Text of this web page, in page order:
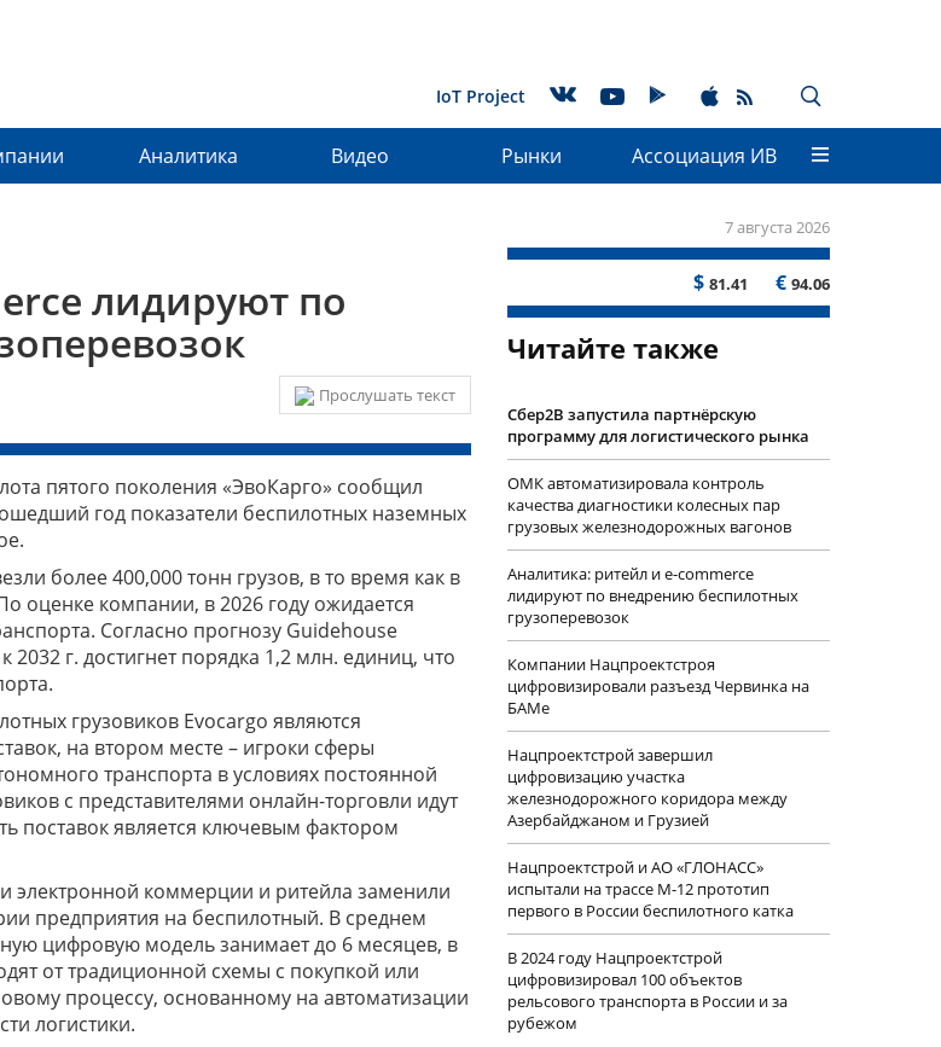
IoT Project
Аналитика Видео Рынки Ассоциация ИВ
7 августа 2026
$ 81.41 € 94.06
лидируют по
Прослушать текст
пятого поколения «ЭвоКарго» сообщил
год показатели беспилотных наземных
более 400,000 тонн грузов, в то время как в
оценке компании, в 2026 году ожидается
Согласно прогнозу Guidehouse
г. достигнет порядка 1,2 млн. единиц, что
грузовиков Evocargo являются
на втором месте – игроки сферы
транспорта в условиях постоянной
с представителями онлайн-торговли идут
поставок является ключевым фактором
электронной коммерции и ритейла заменили
предприятия на беспилотный. В среднем
цифровую модель занимает до 6 месяцев, в
от традиционной схемы с покупкой или
процессу, основанному на автоматизации
логистики.
Читайте также
Сбер2B запустила партнёрскую
программу для логистического рынка
ОМК автоматизировала контроль
качества диагностики колесных пар
грузовых железнодорожных вагонов
Аналитика: ритейл и e-commerce
лидируют по внедрению беспилотных
грузоперевозок
Компании Нацпроектстроя
цифровизировали разъезд Червинка на
БАМе
Нацпроектстрой завершил
цифровизацию участка
железнодорожного коридора между
Азербайджаном и Грузией
Нацпроектстрой и АО «ГЛОНАСС»
испытали на трассе М-12 прототип
первого в России беспилотного катка
В 2024 году Нацпроектстрой
цифровизировал 100 объектов
рельсового транспорта в России и за
рубежом